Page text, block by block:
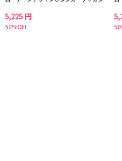
5,225 円
50%OFF